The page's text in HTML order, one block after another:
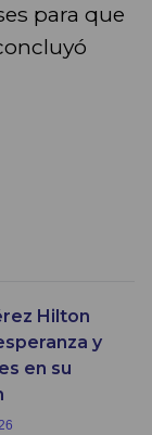
para que
Hilton
y
en su